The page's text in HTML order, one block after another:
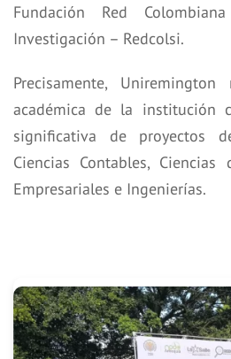
Fundación Red
Investigación – Redcolsi.
Precisamente,
académica de la institución
significativa de proyectos
Ciencias Contables,
Empresariales e Ingenierías.